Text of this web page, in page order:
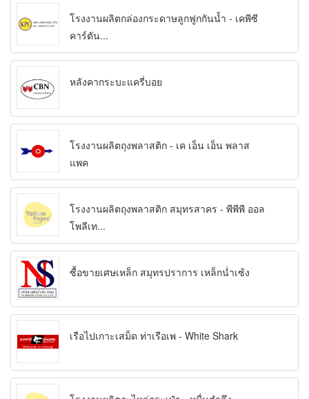
โรงงานผลิตกล่องกระดาษลูกฟูกกันน้ำ - เคพีซี
คาร์ตัน...
หลังคากระบะแครี่บอย
โรงงานผลิตถุงพลาสติก - เค เอ็น เอ็น พลาส
แพค
โรงงานผลิตถุงพลาสติก สมุทรสาคร - พีพีพี ออล
โพลีเท...
ซื้อขายเศษเหล็ก สมุทรปราการ เหล็กน่ำเซ้ง
เรือไปเกาะเสม็ด ท่าเรือเพ - White Shark